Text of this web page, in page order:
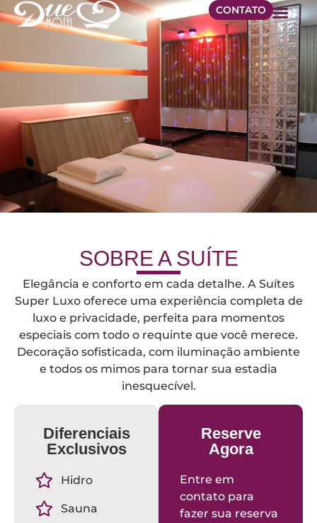
CONTATO
SOBRE A SUÍTE
Elegância e conforto em cada detalhe. A Suítes
Super Luxo oferece uma experiência completa de
luxo e privacidade, perfeita para momentos
especiais com todo o requinte que você merece.
Decoração sofisticada, com iluminação ambiente
e todos os mimos para tornar sua estadia
inesquecível.
Diferenciais
Exclusivos
Hidro
Sauna
Reserve
Agora
Entre em
contato para
fazer sua reserva